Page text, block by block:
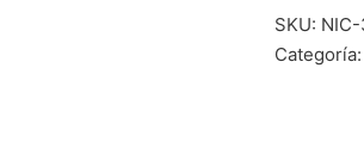
SKU:
Categoría: